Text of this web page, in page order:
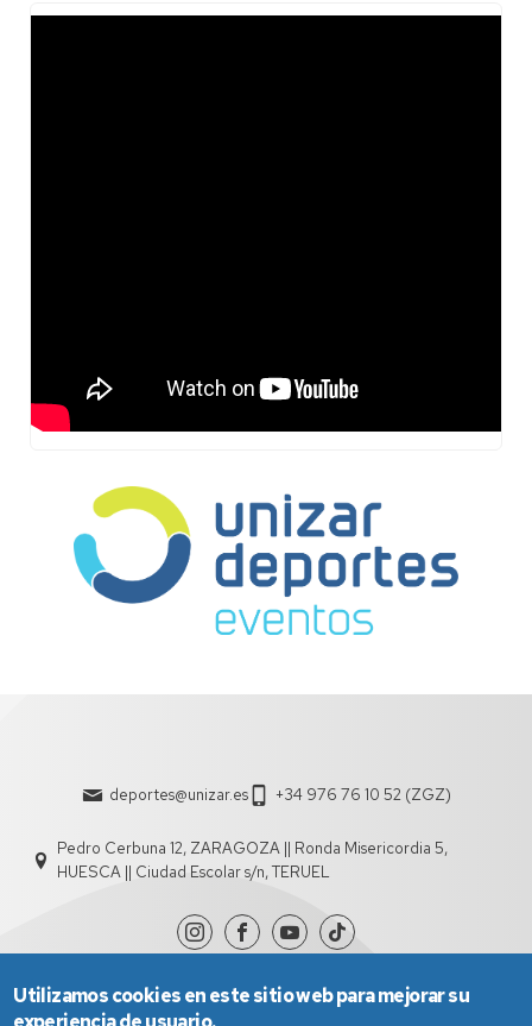
deportes@unizar.es +34 976 76 10 52 (ZGZ)
Pedro Cerbuna 12, ZARAGOZA || Ronda Misericordia 5,
HUESCA || Ciudad Escolar s/n, TERUEL
Utilizamos cookies en este sitio web para mejorar su